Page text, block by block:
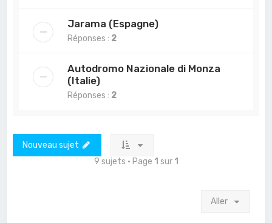
Jarama (Espagne)
Réponses : 2
Autodromo Nazionale di Monza
(Italie)
Réponses : 2
Nouveau sujet
9 sujets • Page 1 sur 1
Aller